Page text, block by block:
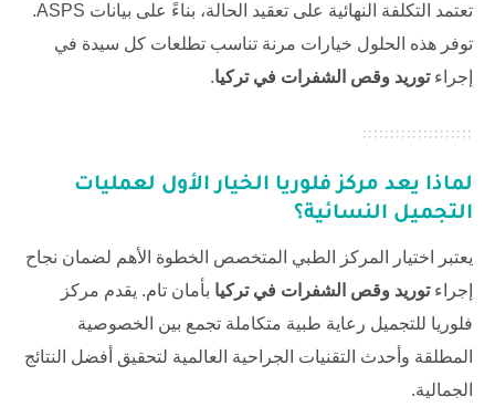
تعتمد التكلفة النهائية على تعقيد الحالة، بناءً على بيانات ASPS.
توفر هذه الحلول خيارات مرنة تناسب تطلعات كل سيدة في
إجراءتوريد وقص الشفرات في تركيا.
لماذا يعد مركز فلوريا الخيار الأول لعمليات
التجميل النسائية؟
يعتبر اختيار المركز الطبي المتخصص الخطوة الأهم لضمان نجاح
إجراءتوريد وقص الشفرات في تركيا بأمان تام. يقدم مركز
فلوريا للتجميل رعاية طبية متكاملة تجمع بين الخصوصية
المطلقة وأحدث التقنيات الجراحية العالمية لتحقيق أفضل النتائج
الجمالية.